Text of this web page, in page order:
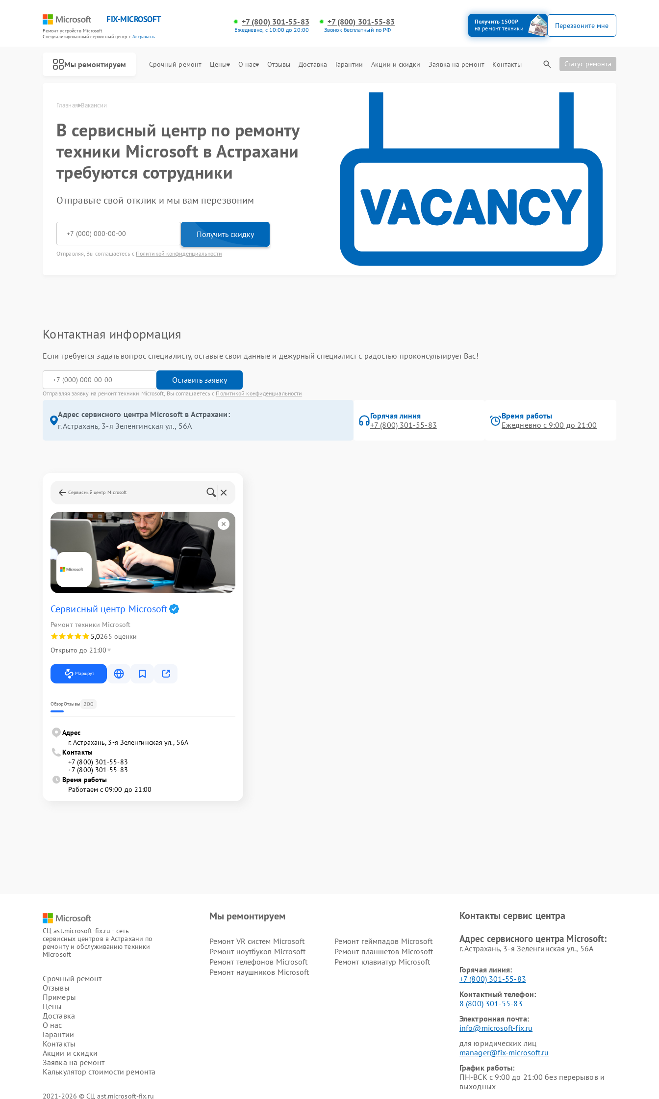
FIX-MICROSOFT
Ремонт устройств Microsoft
Специализированный cервисный центр г.Астрахань
+7 (800) 301-55-83
Ежедневно, с 10:00 до 20:00
+7 (800) 301-55-83
Звонок бесплатный по РФ
Получить 1500₽
на ремонт техники
Перезвоните мне
Мы ремонтируем Срочный ремонт Цены О нас Отзывы Доставка Гарантии Акции и скидки Заявка на ремонт Контакты Статус ремонта
Главная Вакансии
В сервисный центр по ремонту
техники Microsoft в Астрахани
требуются сотрудники
Отправьте свой отклик и мы вам перезвоним
Получить скидку
Отправляя, Вы соглашаетесь с Политикой конфиденциальности
Контактная информация
Если требуется задать вопрос специалисту, оставьте свои данные и дежурный специалист с радостью проконсультирует Вас!
Оставить заявку
Отправляя заявку на ремонт техники Microsoft, Вы соглашаетесь с Политикой конфиденциальности
Адрес сервисного центра Microsoft в Астрахани:
г. Астрахань, 3-я Зеленгинская ул., 56А
Горячая линия
+7 (800) 301-55-83
Время работы
Ежедневно с 9:00 до 21:00
Сервисный центр Microsoft
Сервисный центр Microsoft
Ремонт техники Microsoft
5,0265 оценки
Открыто до 21:00
Маршрут
ОбзорОтзывы 200
Адрес
г. Астрахань, 3-я Зеленгинская ул., 56А
Контакты
+7 (800) 301-55-83
+7 (800) 301-55-83
Время работы
Работаем с 09:00 до 21:00
СЦ ast.microsoft-fix.ru - сеть
сервисных центров в Астрахани по
ремонту и обслуживанию техники
Microsoft
Срочный ремонт
Отзывы
Примеры
Цены
Доставка
О нас
Гарантии
Контакты
Акции и скидки
Заявка на ремонт
Калькулятор стоимости ремонта
2021-2026 © СЦ ast.microsoft-fix.ru
Мы ремонтируем
Ремонт VR систем Microsoft
Ремонт геймпадов Microsoft
Ремонт ноутбуков Microsoft
Ремонт планшетов Microsoft
Ремонт телефонов Microsoft
Ремонт клавиатур Microsoft
Ремонт наушников Microsoft
Контакты сервис центра
Адрес сервисного центра Microsoft:
г. Астрахань, 3-я Зеленгинская ул., 56А
Горячая линия:
+7 (800) 301-55-83
Контактный телефон:
8 (800) 301-55-83
Электронная почта:
info@microsoft-fix.ru
для юридических лиц
manager@fix-microsoft.ru
График работы:
ПН-ВСК с 9:00 до 21:00 без перерывов и
выходных